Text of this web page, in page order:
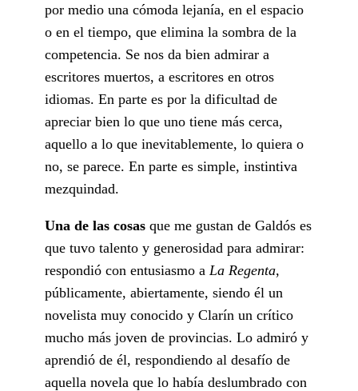
por medio una cómoda lejanía, en el espacio
o en el tiempo, que elimina la sombra de la
competencia. Se nos da bien admirar a
escritores muertos, a escritores en otros
idiomas. En parte es por la dificultad de
apreciar bien lo que uno tiene más cerca,
aquello a lo que inevitablemente, lo quiera o
no, se parece. En parte es simple, instintiva
mezquindad.
Una de las cosas que me gustan de Galdós es
que tuvo talento y generosidad para admirar:
respondió con entusiasmo a La Regenta,
públicamente, abiertamente, siendo él un
novelista muy conocido y Clarín un crítico
mucho más joven de provincias. Lo admiró y
aprendió de él, respondiendo al desafío de
aquella novela que lo había deslumbrado con